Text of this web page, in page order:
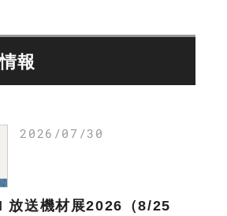
報
2026/07/30
放送機材展2026（8/25